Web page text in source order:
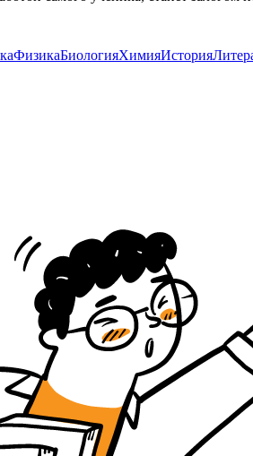
ФизикаБиологияХимияИстория